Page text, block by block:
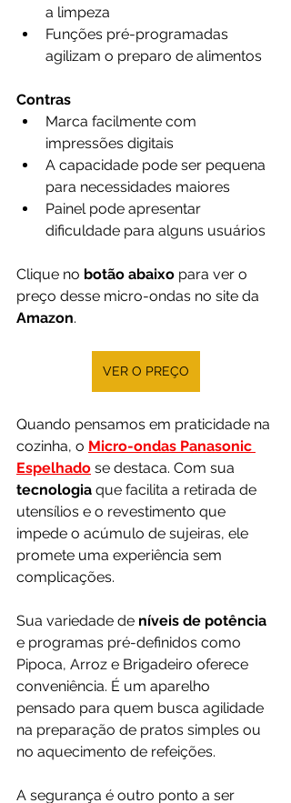
a limpeza
Funções pré-programadas
agilizam o preparo de alimentos
Contras
Marca facilmente com
impressões digitais
A capacidade pode ser pequena
para necessidades maiores
Painel pode apresentar
dificuldade para alguns usuários
Clique no botão abaixo para ver o
preço desse micro-ondas no site da
Amazon.
VER O PREÇO
Quando pensamos em praticidade na
cozinha, o Micro-ondas Panasonic
Espelhado se destaca. Com sua
tecnologia que facilita a retirada de
utensílios e o revestimento que
impede o acúmulo de sujeiras, ele
promete uma experiência sem
complicações.
Sua variedade de níveis de potência
e programas pré-definidos como
Pipoca, Arroz e Brigadeiro oferece
conveniência. É um aparelho
pensado para quem busca agilidade
na preparação de pratos simples ou
no aquecimento de refeições.
A segurança é outro ponto a ser